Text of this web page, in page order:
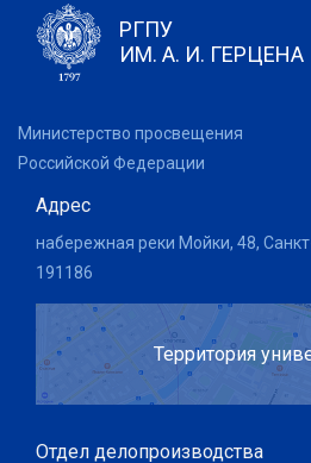
РГПУ
ИМ. А. И. ГЕРЦЕНА
Министерство просвещения
Российской Федерации
Адрес
набережная реки Мойки, 48,
191186
Территория
Отдел делопроизводства